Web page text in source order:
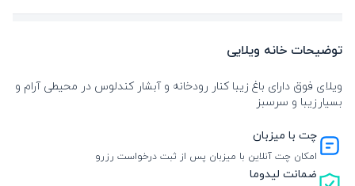
توضیحات خانه ویلایی
ویلای فوق دارای باغ زیبا کنار رودخانه و آبشار کندلوس در محیطی آرام و
بسیارزیبا و سرسبز
چت با میزبان
امکان چت آنلاین با میزبان پس از ثبت درخواست رزرو
ضمانت لیدوما